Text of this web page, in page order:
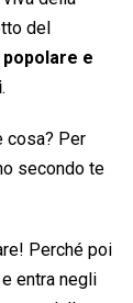
del
e
.
cosa? Per
secondo te
Perché poi
e entra negli